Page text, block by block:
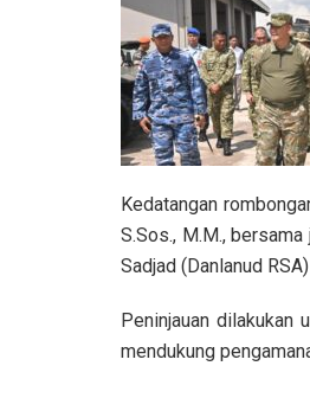
Kedatangan
S.Sos., M.M.,
Sadjad (Danlanud RSA)
Peninjauan dilakukan
mendukung